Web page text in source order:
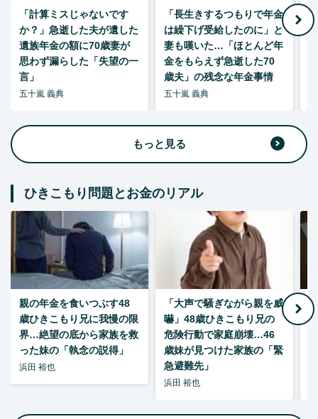
「計算ミスじゃないです
か？」急逝した夫が遺した
遺族年金の額に70歳妻が
思わず漏らした「失望の一
言」
五十嵐 義典
「長生きするつもりで年金
は繰下げ受給したのに」と
妻も嘆いた…「ほとんど年
金をもらえず急逝した70
歳夫」の残念な年金事情
五十嵐 義典
もっと見る
ひきこもり問題とお金のリアル
親の年金を食いつぶす48
歳ひきこもり兄に我慢の限
界…絶望の底から家族を救
った妹の「執念の説得」
浜田 裕也
「大声で騒ぎながら親を威
嚇」48歳ひきこもり兄の
危険行動で家庭崩壊…46
歳妹が見つけた家族の「緊
急避難先」
浜田 裕也